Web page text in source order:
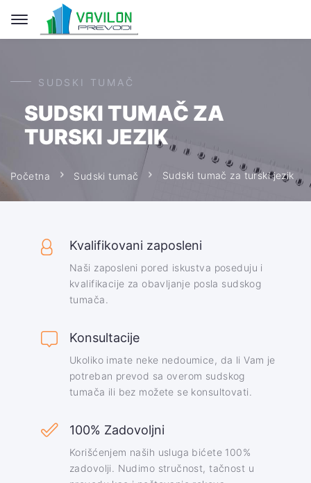
SUDSKI TUMAČ
SUDSKI TUMAČ ZA
TURSKI JEZIK
Početna Sudski tumač Sudski tumač za turski jezik
Kvalifikovani zaposleni
Naši zaposleni pored iskustva poseduju i
kvalifikacije za obavljanje posla sudskog
tumača.
Konsultacije
Ukoliko imate neke nedoumice, da li Vam je
potreban prevod sa overom sudskog
tumača ili bez možete se konsultovati.
100% Zadovoljni
Korišćenjem naših usluga bićete 100%
zadovolji. Nudimo stručnost, tačnost u